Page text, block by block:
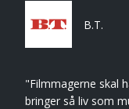
B.T.
"Filmmagerne skal
bringer så liv som